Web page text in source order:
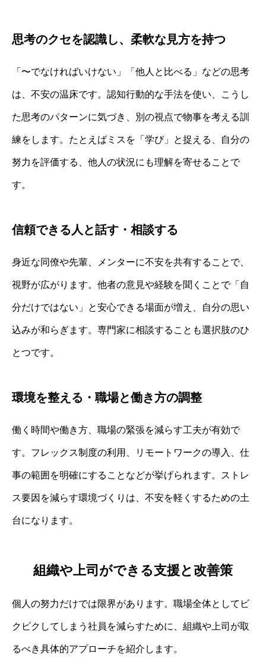
思考のクセを認識し、柔軟な見方を持つ
「〜でなければいけない」「他人と比べる」などの思考
は、不安の温床です。認知行動的な手法を使い、こうし
た思考のパターンに気づき、別の視点で物事を考える訓
練をします。たとえばミスを「学び」と捉える、自分の
努力を評価する、他人の状況にも理解を寄せることで
す。
信頼できる人と話す・相談する
身近な同僚や先輩、メンターに不安を共有することで、
視野が広がります。他者の意見や経験を聞くことで「自
分だけではない」と安心できる場面が増え、自分の思い
込みが和らぎます。専門家に相談することも選択肢のひ
とつです。
環境を整える・職場と働き方の調整
働く時間や働き方、職場の緊張を減らす工夫が有効で
す。フレックス制度の利用、リモートワークの導入、仕
事の範囲を明確にすることなどが挙げられます。ストレ
ス要因を減らす環境づくりは、不安を軽くするための土
台になります。
組織や上司ができる支援と改善策
個人の努力だけでは限界があります。職場全体としてビ
クビクしてしまう社員を減らすために、組織や上司が取
るべき具体的アプローチを紹介します。